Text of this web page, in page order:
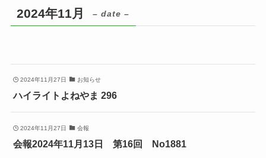
2024年11月 – date –
2024年11月27日 お知らせ
ハイライトよねやま 296
2024年11月27日 会報
会報2024年11月13日 第16回 No1881